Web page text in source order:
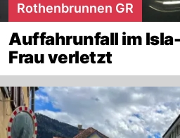
Rothenbrunnen GR
Auffahrunfall im
Frau verletzt